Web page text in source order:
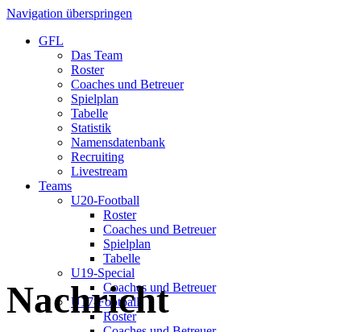
Navigation überspringen
GFL
Das Team
Roster
Coaches und Betreuer
Spielplan
Tabelle
Statistik
Namensdatenbank
Recruiting
Livestream
Teams
U20-Football
Roster
Coaches und Betreuer
Spielplan
Tabelle
U19-Special
Coaches und Betreuer
U17-Football
Roster
Nachricht